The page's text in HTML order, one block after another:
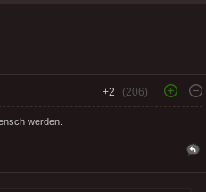
+2 (206)
werden.